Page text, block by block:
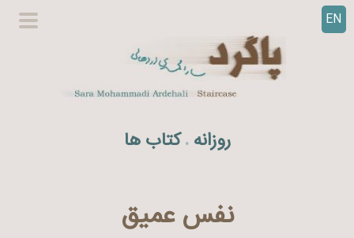
EN
روزانه . کتاب ها
نفس عمیق